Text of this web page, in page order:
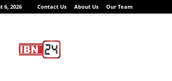
6, 2026 Contact Us About Us Our Team
News
Network